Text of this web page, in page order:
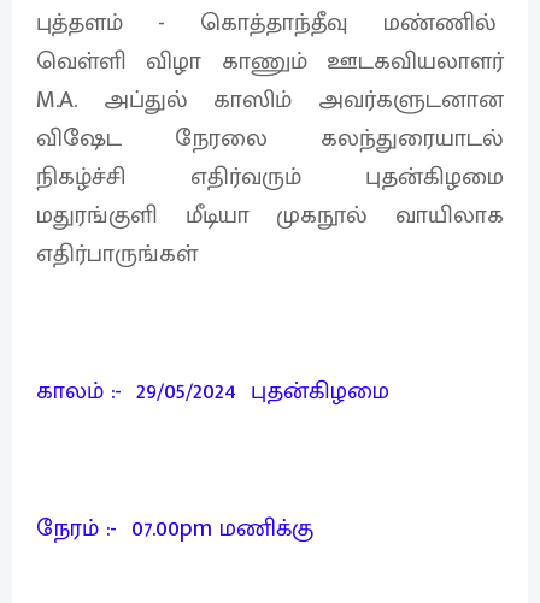
புத்தளம் - கொத்தாந்தீவு மண்ணில்
வெள்ளி விழா காணும் ஊடகவியலாளர்
M.A. அப்துல் காஸிம் அவர்களுடனான
விஷேட நேரலை கலந்துரையாடல்
நிகழ்ச்சி எதிர்வரும் புதன்கிழமை
மதுரங்குளி மீடியா முகநூல் வாயிலாக
எதிர்பாருங்கள்
காலம் :- 29/05/2024 புதன்கிழமை
நேரம் :- 07.00pm மணிக்கு